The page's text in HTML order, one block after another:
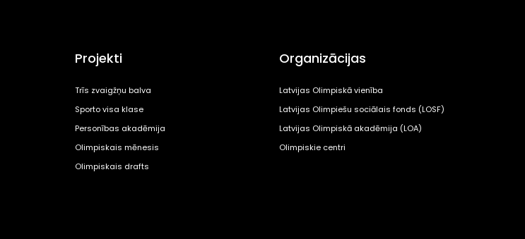
Projekti
Trīs zvaigžņu balva
Sporto visa klase
Personības akadēmija
Olimpiskais mēnesis
Olimpiskais drafts
Organizācijas
Latvijas Olimpiskā vienība
Latvijas Olimpiešu sociālais fonds (LOSF)
Latvijas Olimpiskā akadēmija (LOA)
Olimpiskie centri